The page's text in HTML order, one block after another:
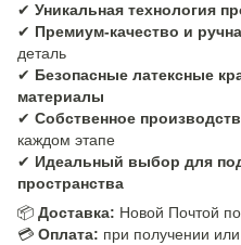
✔ Уникальная технология
✔ Премиум-качество и
деталь
✔ Безопасные латексные
материалы
✔ Собственное
каждом этапе
✔ Идеальный выбор для
пространства
📦 Доставка: Новой Почтой
💳 Оплата: при получении